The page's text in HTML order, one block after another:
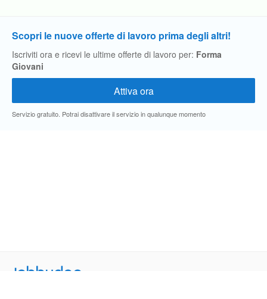
Scopri le nuove offerte di lavoro prima degli altri!
Iscriviti ora e ricevi le ultime offerte di lavoro per: Forma
Giovani
Servizio gratuito. Potrai disattivare il servizio in qualunque momento
Jobbydoo